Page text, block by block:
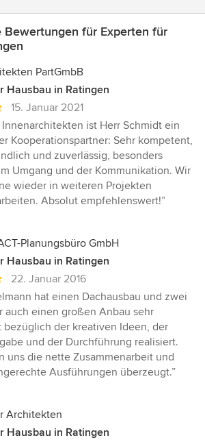
Bewertungen für Experten für
PartGmbB
Hausbau in Ratingen
15. Januar 2021
Innenarchitekten ist Herr Schmidt ein
Kooperationspartner: Sehr kompetent,
und zuverlässig, besonders
Umgang und der Kommunikation. Wir
wieder in weiteren Projekten
Absolut empfehlenswert!”
Planungsbüro GmbH
Hausbau in Ratingen
22. Januar 2016
hat einen Dachausbau und zwei
auch einen großen Anbau sehr
bezüglich der kreativen Ideen, der
und der Durchführung realisiert.
uns die nette Zusammenarbeit und
Ausführungen überzeugt.”
Architekten
Hausbau in Ratingen